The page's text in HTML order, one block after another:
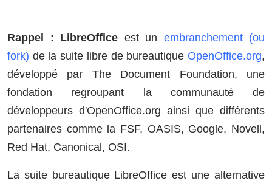
Rappel : LibreOffice est un embranchement (ou
fork) de la suite libre de bureautique OpenOffice.org,
développé par The Document Foundation, une
fondation regroupant la communauté de
développeurs d'OpenOffice.org ainsi que différents
partenaires comme la FSF, OASIS, Google, Novell,
Red Hat, Canonical, OSI.
La suite bureautique LibreOffice est une alternative